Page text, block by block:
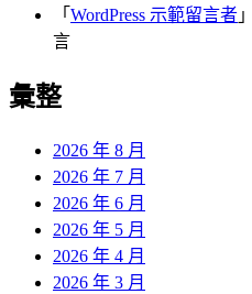
「 WordPress 示範留言者
言
彙整
2026 年 8 月
2026 年 7 月
2026 年 6 月
2026 年 5 月
2026 年 4 月
2026 年 3 月